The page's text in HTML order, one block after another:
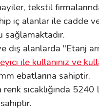
tekstil
iç alanlar ile cadde
sağlamaktadır.
dış alanlarda "Etanj
ile kullanınız ve
ebatlarına sahiptir.
sıcaklığında 5240